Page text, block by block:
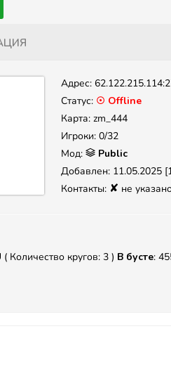
Адрес:
Статус: ☉ Offline
Карта: zm_444
Игроки: 0/32
Мод:
Public
Добавлен: 11.05.2025
Контакты: ✘ не
( Количество кругов: 3 ) В бусте: